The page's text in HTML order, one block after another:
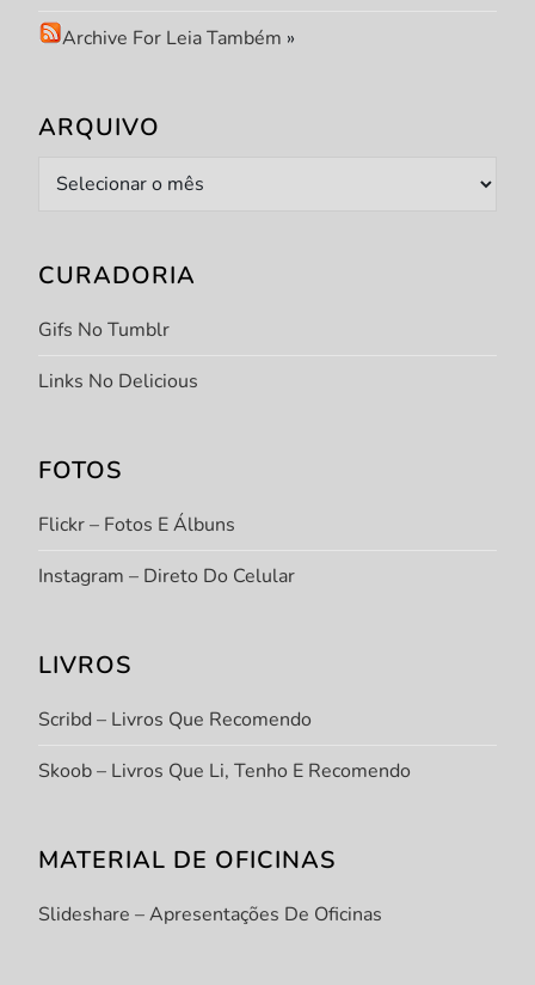
Archive For Leia Também »
ARQUIVO
Arquivo
CURADORIA
Gifs No Tumblr
Links No Delicious
FOTOS
Flickr – Fotos E Álbuns
Instagram – Direto Do Celular
LIVROS
Scribd – Livros Que Recomendo
Skoob – Livros Que Li, Tenho E Recomendo
MATERIAL DE OFICINAS
Slideshare – Apresentações De Oficinas